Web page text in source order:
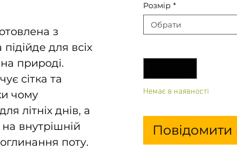
з
для всіх
природі.
сітка та
чому
літніх днів, а
внутрішній
поту.
Розмір *
Обрати
Немає в наявності
Повідомити